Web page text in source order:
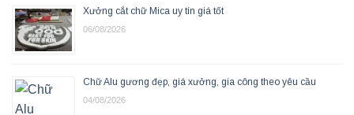
Xưởng cắt chữ Mica uy tín giá tốt
06/08/2026
Chữ Alu gương đẹp, giá xưởng, gia công theo yêu cầu
04/08/2026